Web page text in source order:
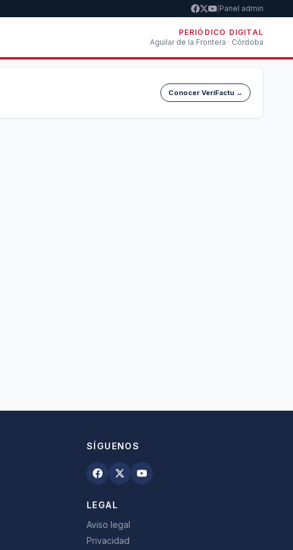
Panel admin
PERIÓDICO DIGITAL
Aguilar de la Frontera · Córdoba
Conocer VeriFactu →
SÍGUENOS
LEGAL
Aviso legal
Privacidad